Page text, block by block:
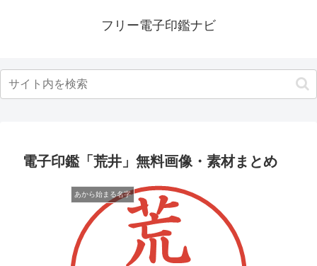
フリー電子印鑑ナビ
電子印鑑「荒井」無料画像・素材まとめ
あから始まる名字